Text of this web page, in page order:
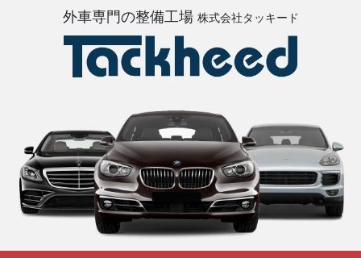
外車専門の整備工場 株式会社タッキード